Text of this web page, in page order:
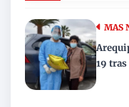
MAS
19